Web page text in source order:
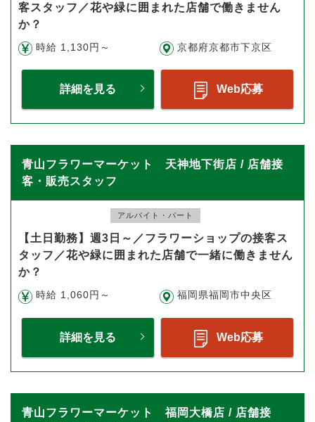
客スタッフ／花や緑に囲まれた店舗で働きません
か？
時給 1,130円～ 京都府京都市下京区
詳細を見る Web応募
青山フラワーマーケット 天神地下街店 / 店舗接
客・販売スタッフ
アルバイト・パート
【土日勤務】週3日～／フラワーショップの接客ス
タッフ／花や緑に囲まれた店舗で一緒に働きません
か？
時給 1,060円～ 福岡県福岡市中央区
詳細を見る Web応募
青山フラワーマーケット 福岡大橋店 / 店舗接